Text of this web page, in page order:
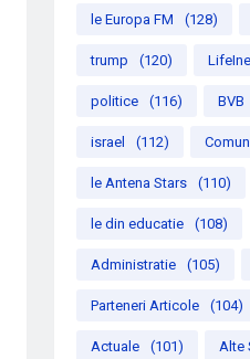
le Europa FM (128)
trump (120)
politice (116) BVB
israel (112)
le Antena Stars (110)
le din educatie (108)
Administratie (105)
Parteneri Articole (104)
Actuale (101) Alte